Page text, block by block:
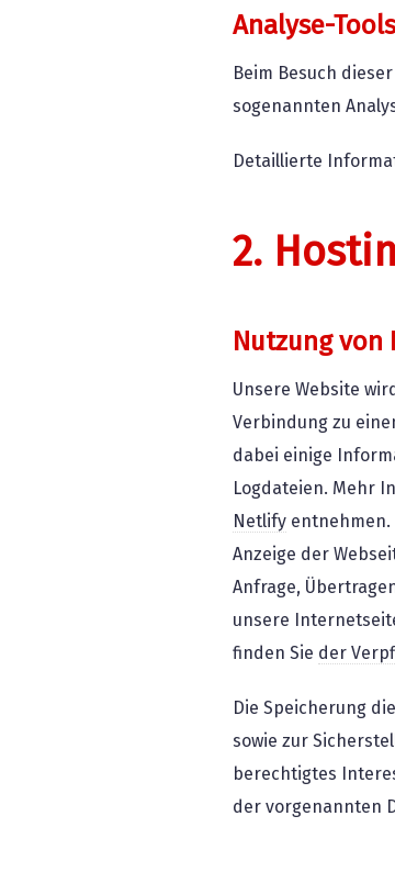
Analyse-
Beim Besuch
sogenannten
Detaillierte
2.
Nutzung
Unsere Website
Verbindung zu
dabei einige
Logdateien. Mehr
Netlify
Anzeige der
Anfrage,
unsere
finden Sie der
Die Speicherung
sowie zur
berechtigtes
der vorgenannten